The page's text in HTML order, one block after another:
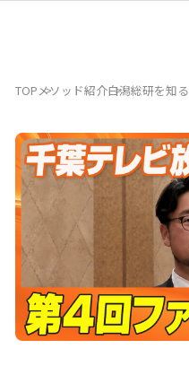
TOPメソッド紹介白潟総研を知る